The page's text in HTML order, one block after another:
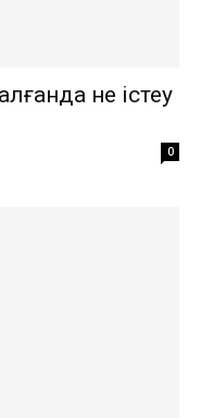
не істеу
0